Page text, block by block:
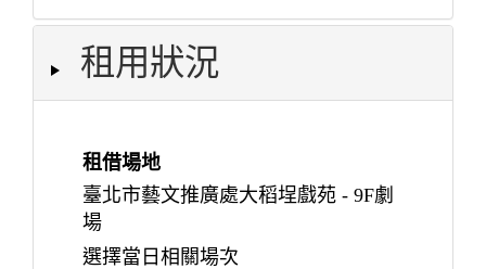
租用狀況
租借場地
臺北市藝文推廣處大稻埕戲苑 - 9F劇
場
選擇當日相關場次